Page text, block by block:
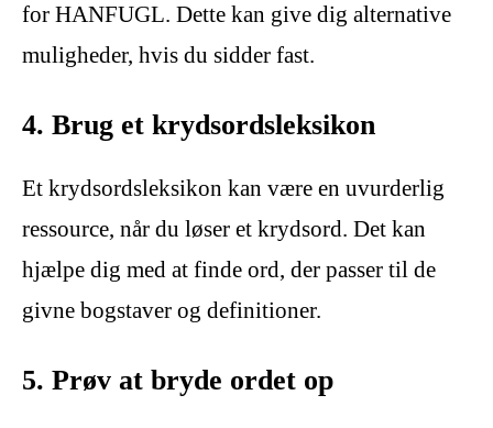
for HANFUGL. Dette kan give dig alternative
muligheder, hvis du sidder fast.
4. Brug et krydsordsleksikon
Et krydsordsleksikon kan være en uvurderlig
ressource, når du løser et krydsord. Det kan
hjælpe dig med at finde ord, der passer til de
givne bogstaver og definitioner.
5. Prøv at bryde ordet op